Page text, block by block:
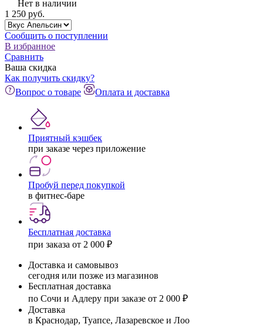
Нет в наличии
1 250 pуб.
Сообщить о поступлении
В избранное
Сравнить
Ваша скидка
Как получить скидку?
Вопрос о товаре
Оплата и доставка
Приятный кэшбек
при заказе через приложение
Пробуй перед покупкой
в фитнес-баре
Бесплатная доставка
при заказа от 2 000 ₽
Доставка и самовывоз
сегодня или позже из магазинов
Бесплатная доставка
по Сочи и Адлеру при заказе от 2 000 ₽
Доставка
в Краснодар, Туапсе, Лазаревское и Лоо